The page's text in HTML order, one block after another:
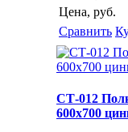
Цена, руб.
Сравнить
СТ-012
600х700